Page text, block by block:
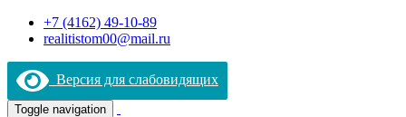
+7 (4162) 49-10-89
realitistom00@mail.ru
Версия для слабовидящих
Toggle navigation